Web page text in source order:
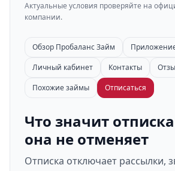
Актуальные условия проверяйте на
компании.
Обзор Пробаланс Займ
Личный кабинет
Контакты
Похожие займы
Отписаться
Что значит
она не отменяет
Отписка отключает рассылки,